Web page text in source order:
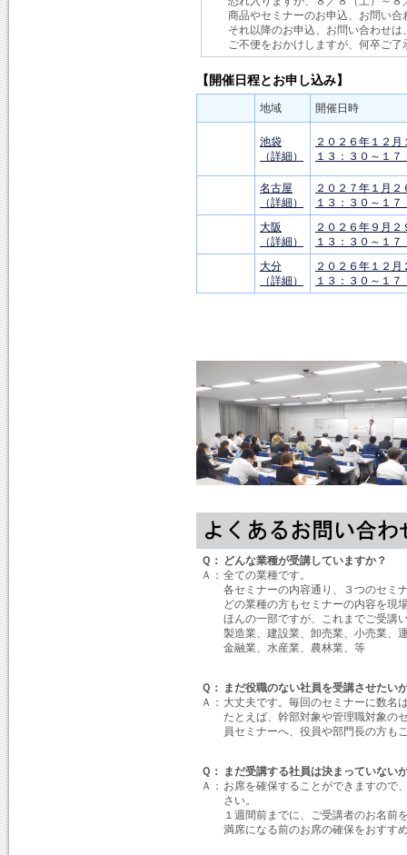
商品やセミナーのお申込、お問い
それ以降のお申込、お問い合わせは
ご不便をおかけしますが、何卒ご了
【開催日程とお申し込み】
地域 開催日時
池袋
（詳細）
２０２６年１２月
１３：３０～１７
名古屋
（詳細）
２０２７年１月２
１３：３０～１７
大阪
（詳細）
２０２６年９月２
１３：３０～１７
大分
（詳細）
２０２６年１２月
１３：３０～１７
Ｑ： どんな業種が受講していますか？
Ａ： 全ての業種です。
各セミナーの内容通り、３つのセミ
どの業種の方もセミナーの内容を現
ほんの一部ですが、これまでご受講
製造業、建設業、卸売業、小売業、
金融業、水産業、農林業、等
Ｑ： まだ役職のない社員を受講させたい
Ａ： 大丈夫です。毎回のセミナーに数名
たとえば、幹部対象や管理職対象の
員セミナーへ、役員や部門長の方も
Ｑ： まだ受講する社員は決まっていない
Ａ： お席を確保することができますので
さい。
１週間前までに、ご受講者のお名前
満席になる前のお席の確保をおすす